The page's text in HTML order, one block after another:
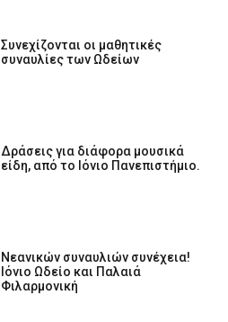
Συνεχίζονται οι μαθητικές
συναυλίες των Ωδείων
Δράσεις για διάφορα μουσικά
είδη, από το Ιόνιο Πανεπιστήμιο.
Νεανικών συναυλιών συνέχεια!
Ιόνιο Ωδείο και Παλαιά
Φιλαρμονική